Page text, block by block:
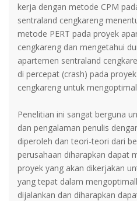
kerja dengan metode CPM
sentraland cengkareng
metode PERT pada proyek
cengkareng dan mengetahui
apartemen sentraland
di percepat (crash) pada
cengkareng untuk
Penelitian ini sangat berguna
dan pengalaman penulis
diperoleh dan teori-teori dari
perusahaan diharapkan dapat
proyek yang akan dikerjakan
yang tepat dalam
dijalankan dan diharapkan